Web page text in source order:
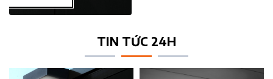
TIN TỨC 24H